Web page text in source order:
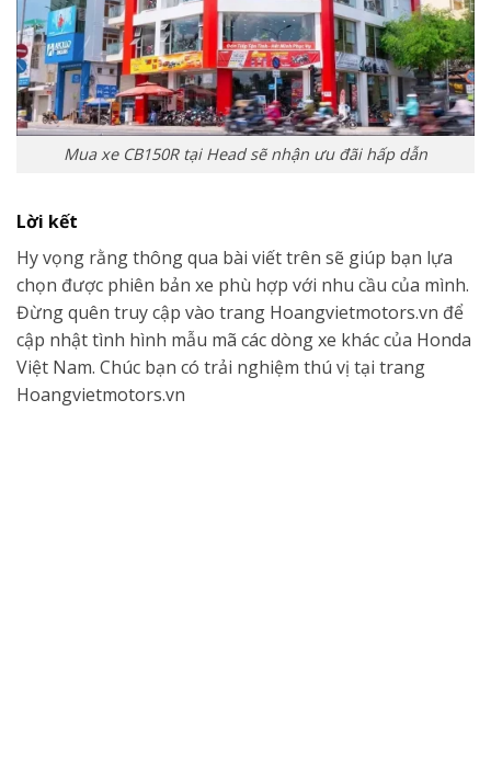
Mua xe CB150R tại Head sẽ nhận ưu đãi hấp dẫn
Lời kết
Hy vọng rằng thông qua bài viết trên sẽ giúp bạn lựa
chọn được phiên bản xe phù hợp với nhu cầu của mình.
Đừng quên truy cập vào trang Hoangvietmotors.vn để
cập nhật tình hình mẫu mã các dòng xe khác của Honda
Việt Nam. Chúc bạn có trải nghiệm thú vị tại trang
Hoangvietmotors.vn